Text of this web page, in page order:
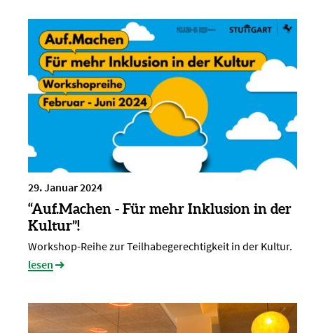
29. Januar 2024
“Auf.Machen - Für mehr Inklusion in der
Kultur”!
Workshop-Reihe zur Teilhabegerechtigkeit in der Kultur.
lesen